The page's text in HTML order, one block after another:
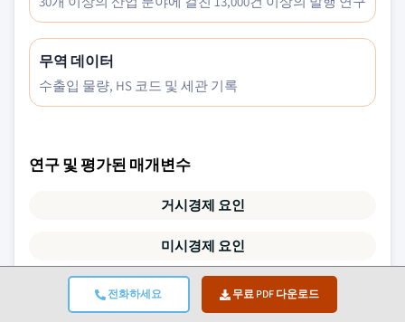
전화하세요 무료 PDF 다운로드
무역 데이터
수출입 물량, HS 코드 및 세관 기록
연구 및 평가된 매개변수
거시경제 요인
미시경제 요인
기술 및 혁신